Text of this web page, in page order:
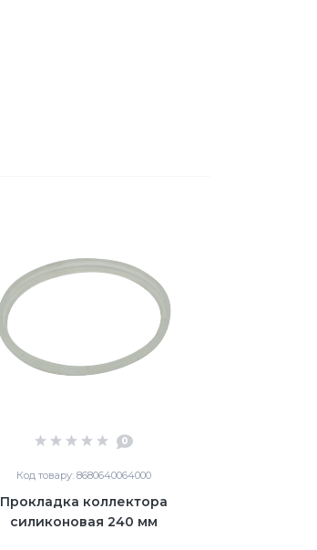
0
Код товару: 8680640064000
Прокладка коллектора
силиконовая 240 мм